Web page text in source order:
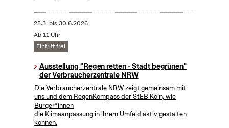
25.3. bis30.6.2026
Ab 11 Uhr
Eintritt frei
Ausstellung "Regen retten - Stadt begrünen"
der Verbraucherzentrale NRW
Die Verbraucherzentrale NRW zeigt gemeinsam mit
uns und dem RegenKompass der StEB Köln, wie
Bürger*innen
die Klimaanpassung in ihrem Umfeld aktiv gestalten
können.